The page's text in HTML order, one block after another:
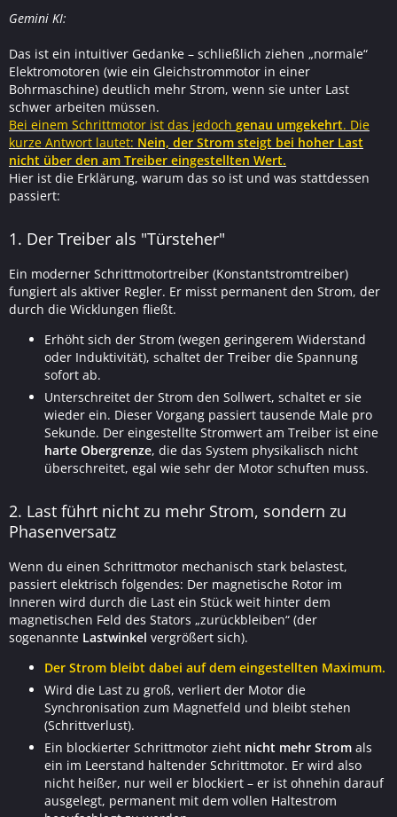
Gemini KI:
Das ist ein intuitiver Gedanke – schließlich ziehen „normale“
Elektromotoren (wie ein Gleichstrommotor in einer
Bohrmaschine) deutlich mehr Strom, wenn sie unter Last
schwer arbeiten müssen.
Bei einem Schrittmotor ist das jedoch genau umgekehrt. Die
kurze Antwort lautet: Nein, der Strom steigt bei hoher Last
nicht über den am Treiber eingestellten Wert.
Hier ist die Erklärung, warum das so ist und was stattdessen
passiert:
1. Der Treiber als "Türsteher"
Ein moderner Schrittmotortreiber (Konstantstromtreiber)
fungiert als aktiver Regler. Er misst permanent den Strom, der
durch die Wicklungen fließt.
Erhöht sich der Strom (wegen geringerem Widerstand
oder Induktivität), schaltet der Treiber die Spannung
sofort ab.
Unterschreitet der Strom den Sollwert, schaltet er sie
wieder ein. Dieser Vorgang passiert tausende Male pro
Sekunde. Der eingestellte Stromwert am Treiber ist eine
harte Obergrenze, die das System physikalisch nicht
überschreitet, egal wie sehr der Motor schuften muss.
2. Last führt nicht zu mehr Strom, sondern zu
Phasenversatz
Wenn du einen Schrittmotor mechanisch stark belastest,
passiert elektrisch folgendes: Der magnetische Rotor im
Inneren wird durch die Last ein Stück weit hinter dem
magnetischen Feld des Stators „zurückbleiben“ (der
sogenannte Lastwinkel vergrößert sich).
Der Strom bleibt dabei auf dem eingestellten Maximum.
Wird die Last zu groß, verliert der Motor die
Synchronisation zum Magnetfeld und bleibt stehen
(Schrittverlust).
Ein blockierter Schrittmotor zieht nicht mehr Strom als
ein im Leerstand haltender Schrittmotor. Er wird also
nicht heißer, nur weil er blockiert – er ist ohnehin darauf
ausgelegt, permanent mit dem vollen Haltestrom